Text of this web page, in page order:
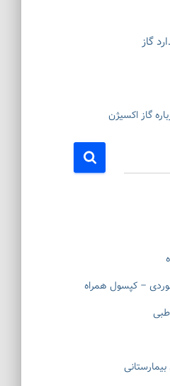
گاز
گاز اکسیژن
– کپسول همراه